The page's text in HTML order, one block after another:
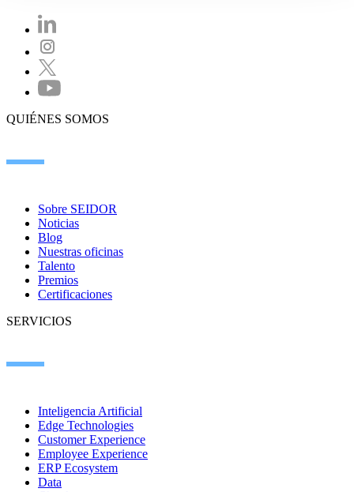
QUIÉNES SOMOS
Sobre SEIDOR
Noticias
Blog
Nuestras oficinas
Talento
Premios
Certificaciones
SERVICIOS
Inteligencia Artificial
Edge Technologies
Customer Experience
Employee Experience
ERP Ecosystem
Data